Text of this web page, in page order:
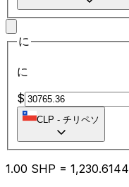
に
に
$
CLP - チリペソ
1.00 SHP = 1,230.6144